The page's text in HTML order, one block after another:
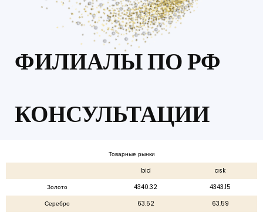
ФИЛИАЛЫ ПО РФ
КОНСУЛЬТАЦИИ
Товарные рынки
bid
ask
Золото
4340.32
4343.15
Серебро
63.52
63.59